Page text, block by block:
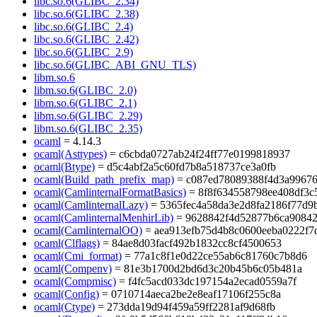
libc.so.6(GLIBC_2.38)
libc.so.6(GLIBC_2.4)
libc.so.6(GLIBC_2.42)
libc.so.6(GLIBC_2.9)
libc.so.6(GLIBC_ABI_GNU_TLS)
libm.so.6
libm.so.6(GLIBC_2.0)
libm.so.6(GLIBC_2.1)
libm.so.6(GLIBC_2.29)
libm.so.6(GLIBC_2.35)
ocaml = 4.14.3
ocaml(Asttypes) = c6cbda0727ab24f24ff77e0199818937
ocaml(Btype) = d5c4abf2a5c60fd7b8a518737ce3a0fb
ocaml(Build_path_prefix_map) =
ocaml(CamlinternalFormatBasics) =
ocaml(CamlinternalLazy) =
ocaml(CamlinternalMenhirLib) =
ocaml(CamlinternalOO) =
ocaml(Clflags) = 84ae8d03facf492b1832cc8cf4500653
ocaml(Cmi_format) = 77a1c8f1e0d22ce55ab6c81760c7b8d6
ocaml(Compenv) = 81e3b1700d2bd6d3c20b45b6c05b481a
ocaml(Compmisc) = f4fc5acd033dc197154a2ecad0559a7f
ocaml(Config) = 0710714aeca2be2e8eaf17106f255c8a
ocaml(Ctype) = 273dda19d94f459a59ff2281af9d68fb